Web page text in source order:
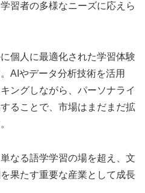
習者の多様なニーズに応えら
個人に最適化された学習体験
AIやデータ分析技術を活用
ングしながら、パーソナライ
ることで、市場はまだまだ拡
なる語学学習の場を超え、文
果たす重要な産業として成長